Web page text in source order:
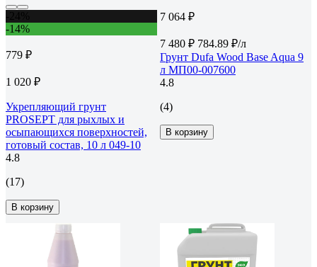
-14%
779 ₽
1 020 ₽
Укрепляющий грунт
PROSEPT для рыхлых и
осыпающихся поверхностей,
готовый состав, 10 л 049-10
4.8
(17)
В корзину
7 064 ₽
7 480 ₽ 784.89 ₽/л
Грунт Dufa Wood Base Aqua 9
л МП00-007600
4.8
(4)
В корзину